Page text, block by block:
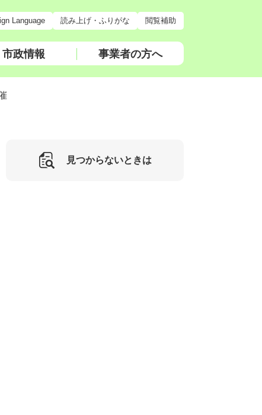
Language 読み上げ・ふりがな 閲覧補助
市政情報 事業者の方へ
見つからないときは